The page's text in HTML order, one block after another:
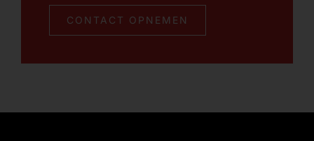
CONTACT OPNEMEN